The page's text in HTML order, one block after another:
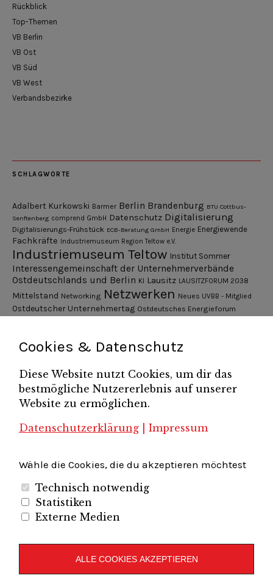
Rückblick
Top-Themen
VB Berlin
VB Ost
VB Süd
VB West
Verbandsbezirke
SCHLAGWORTE
Adalbert Kurkowski Barmer Berlin Brandenburg BTU Cottbus-
Senftenberg comprend GmbH Datenschutz Digitalisierung
Digitalisierungs-Frühstück ECB-Beratung GmbH Energie Energiewende
Fachkräfte Industriemuseum Region Teltow e.V.
Industriemuseum Teltow Institut Sommer
Interessengemeinschaft der Unternehmerverbände
Ostdeutschlands und Berlin KI Lausitz LAUSITZFORUM 2038
Mittelstand Networking Netzwerken Neues UVBB - Mitglied
Ostdeutscher Unternehmertag Ostdeutsches Energieforum
Pressemitteilung
Unternehmerfrühstück
Brandenburg-Berlin e.V.
Unternehmerverband Sachsen e.V. Unternehmervereinigung Uckermark
Unternehmervereinigung Uckermark e.V.
Wirtschaftshof Spandau e.V. Volkswirtschaftlicher Dialog
Unternehmerverband Brandenburg-Berlin e.V.
Folgen Sie uns auf
Cookies & Datenschutz
Diese Website nutzt Cookies, um dir das
bestmögliche Nutzererlebnis auf unserer
Website zu ermöglichen.
Datenschutzerklärung
Impressum
Wähle die Cookies, die du akzeptieren möchtest
Technisch notwendig
Statistiken
Externe Medien
ALLE COOKIES AKZEPTIEREN